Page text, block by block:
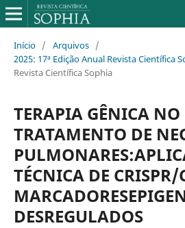
Início / Arquivos /
2025: 17ª Edição Anual Revista Científica
Revista Científica Sophia
TERAPIA GÊNICA NO
TRATAMENTO DE
TÉCNICA DE CRISPR/
DESREGULADOS